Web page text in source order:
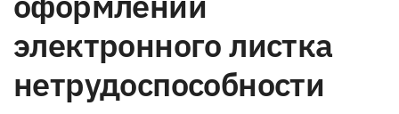
электронного листка
нетрудоспособности